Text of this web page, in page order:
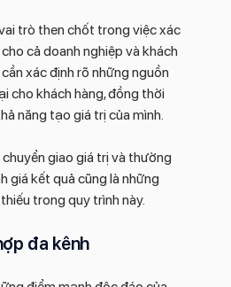
trò then chốt trong việc xác
cả doanh nghiệp và khách
xác định rõ những nguồn
cho khách hàng, đồng thời
năng tạo giá trị của mình.
giao giá trị và thường
giá kết quả cũng là những
trong quy trình này.
đa kênh